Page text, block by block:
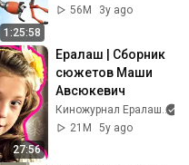
1:25:58
фильм I
56M
3y ago
27:56
Ералаш | Сборник
сюжетов Маши
Авсюкевич
Киножурнал Ералаш
21M
5y ago